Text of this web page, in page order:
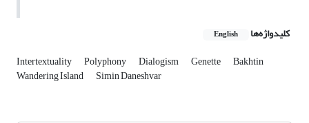
کلیدواژه‌ها English
Intertextuality Polyphony Dialogism Genette Bakhtin
Wandering Island Simin Daneshvar